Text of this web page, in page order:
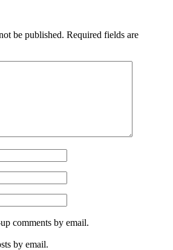
be published. Required fields are
comments by email.
by email.